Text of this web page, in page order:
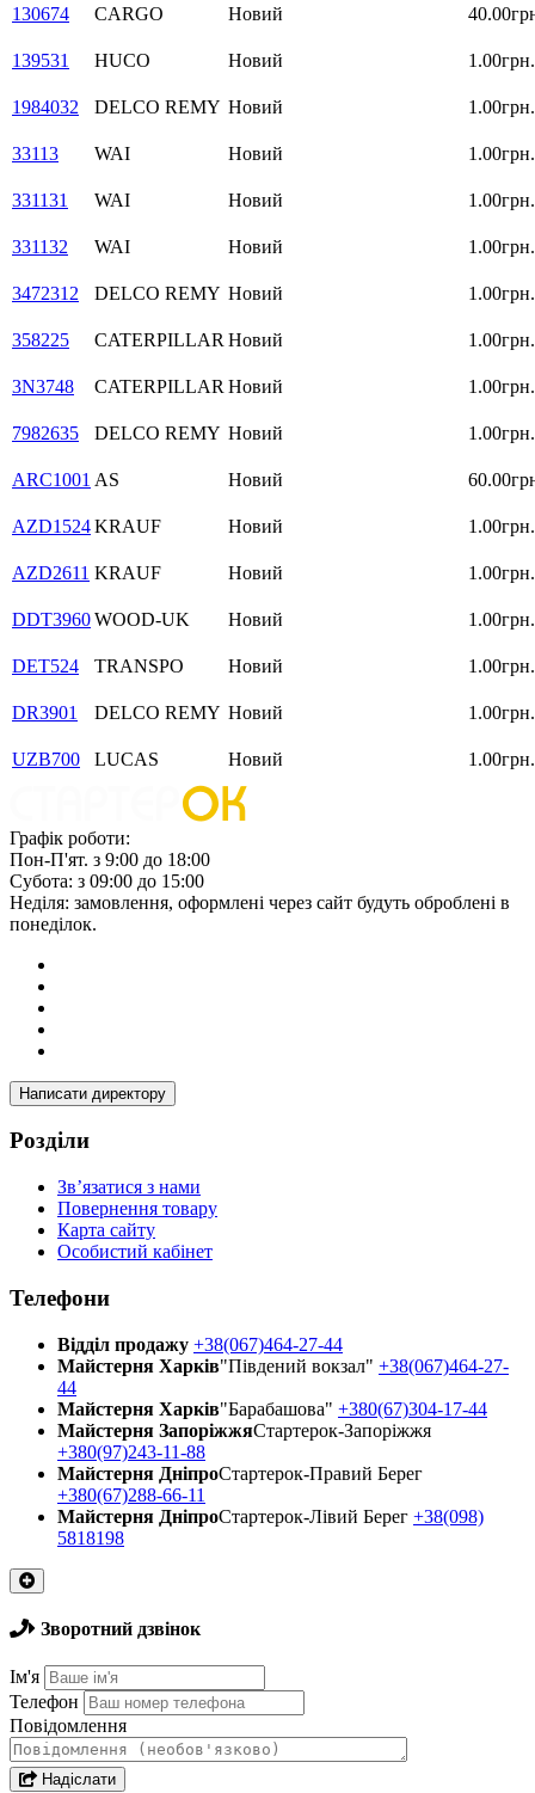
130674 CARGO Новий
139531 HUCO Новий 1.00грн.
1984032 DELCO REMY Новий 1.00грн.
33113 WAI Новий 1.00грн.
331131 WAI Новий 1.00грн.
331132 WAI Новий 1.00грн.
3472312 DELCO REMY Новий 1.00грн.
358225 CATERPILLAR Новий 1.00грн.
3N3748 CATERPILLAR Новий 1.00грн.
7982635 DELCO REMY Новий 1.00грн.
ARC1001 AS Новий
AZD1524KRAUF Новий 1.00грн.
AZD2611 KRAUF Новий 1.00грн.
DDT3960WOOD-UK Новий 1.00грн.
DET524 TRANSPO Новий 1.00грн.
DR3901 DELCO REMY Новий 1.00грн.
UZB700 LUCAS Новий 1.00грн.
Графік роботи:
Пон-П'ят. з 9:00 до 18:00
Субота: з 09:00 до 15:00
Неділя: замовлення, оформлені через сайт будуть оброблені в
понеділок.
Написати директору
Розділи
Зв’язатися з нами
Повернення товару
Карта сайту
Особистий кабінет
Телефони
Відділ продажу +38(067)464-27-44
Майстерня Харків"Південий вокзал" +38(067)464-27-
44
Майстерня Харків"Барабашова" +380(67)304-17-44
Майстерня ЗапоріжжяСтартерок-Запоріжжя
+380(97)243-11-88
Майстерня ДнiпроСтартерок-Правий Берег
+380(67)288-66-11
Майстерня ДнiпроСтартерок-Лівий Берег +38(098)
5818198
Зворотний дзвінок
Ім'я
Телефон
Повідомлення
Надіслати